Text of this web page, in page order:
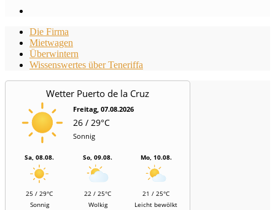
Die Firma
Mietwagen
Überwintern
Wissenswertes über Teneriffa
Wetter Puerto de la Cruz
Freitag, 07.08.2026
26 / 29°C
Sonnig
Sa, 08.08.
25 / 29°C
Sonnig
So, 09.08.
22 / 25°C
Wolkig
Mo, 10.08.
21 / 25°C
Leicht bewölkt